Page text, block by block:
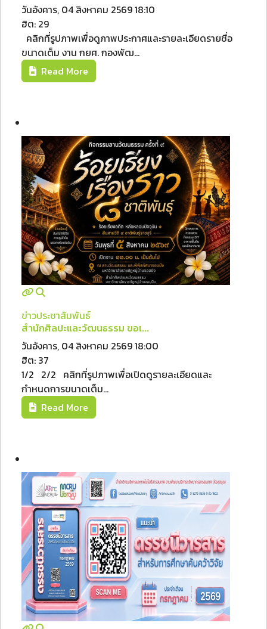
วันอังคาร, 04 สิงหาคม 2569 18:10
ฮิต: 29
คลิกที่รูปภาพเพื่อดูภาพประกาศและรายละเอียดรายชื่อ
ขนาดเต็ม งาน กยศ. กองพัฒ...
Read More
ข่าวประชาสัมพันธ์
สำนักศิลปะและวัฒนธรรม ขอเ...
วันอังคาร, 04 สิงหาคม 2569 18:00
ฮิต: 37
1/2 2/2 คลิกที่รูปภาพเพื่อเปิดดูรายละเอียดและ
กำหนดการขนาดเต็ม...
Read More